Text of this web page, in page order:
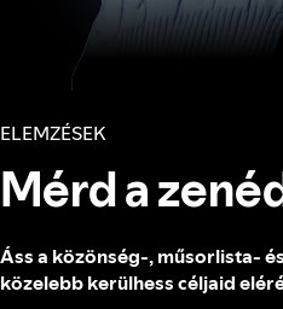
ELEMZÉSEK
Mérd a
Áss a közönség-, műsorlista-
közelebb kerülhess céljaid